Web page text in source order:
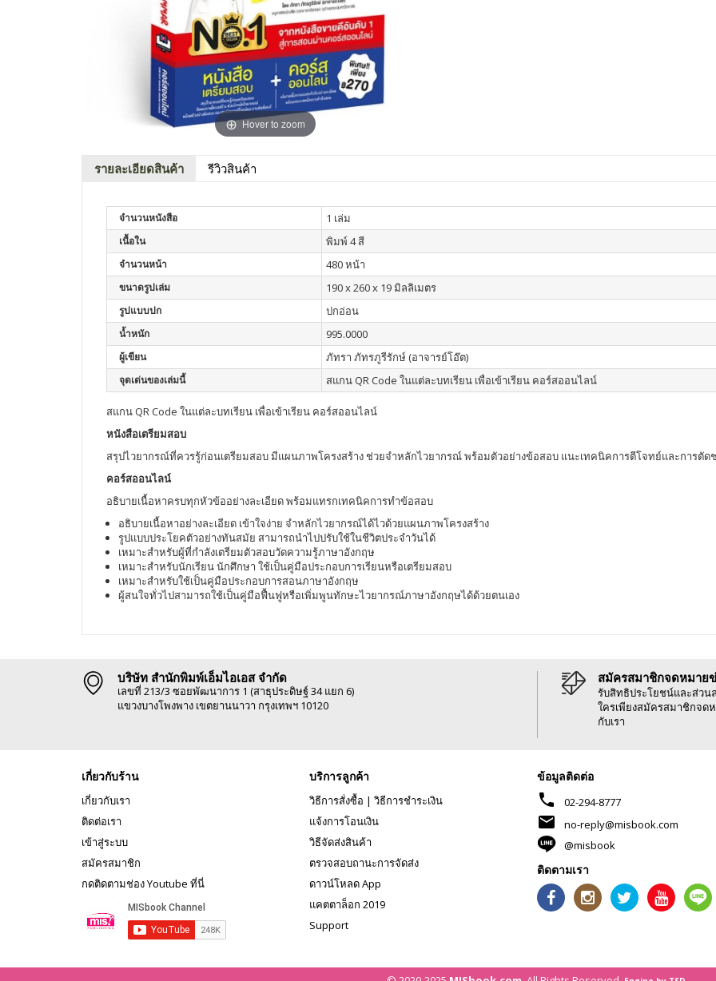
Hover to zoom
รายละเอียดสินค้า รีวิวสินค้า
จำนวนหนังสือ 1 เล่ม
เนื้อใน พิมพ์ 4 สี
จำนวนหน้า 480 หน้า
ขนาดรูปเล่ม 190 x 260 x 19 มิลลิเมตร
รูปแบบปก ปกอ่อน
น้ำหนัก 995.0000
ผู้เขียน ภัทรา ภัทรภูรีรักษ์ (อาจารย์โอ๊ต)
จุดเด่นของเล่มนี้ สแกน QR Code ในแต่ละบทเรียน เพื่อเข้าเรียน คอร์สออนไลน์
สแกน QR Code ในแต่ละบทเรียน เพื่อเข้าเรียน คอร์สออนไลน์
หนังสือเตรียมสอบ
สรุปไวยากรณ์ที่ควรรู้ก่อนเตรียมสอบ มีแผนภาพโครงสร้าง ช่วยจำหลักไวยากรณ์ พร้อมตัวอย่างข้อสอบ แนะเทคนิคการตีโจทย์และการตัด
คอร์สออนไลน์
อธิบายเนื้อหาครบทุกหัวข้ออย่างละเอียด พร้อมแทรกเทคนิคการทำข้อสอบ
อธิบายเนื้อหาอย่างละเอียด เข้าใจง่าย จำหลักไวยากรณ์ได้ไวด้วยแผนภาพโครงสร้าง
รูปแบบประโยคตัวอย่างทันสมัย สามารถนำไปปรับใช้ในชีวิตประจำวันได้
เหมาะสำหรับผู้ที่กำลังเตรียมตัวสอบวัดความรู้ภาษาอังกฤษ
เหมาะสำหรับนักเรียน นักศึกษา ใช้เป็นคู่มือประกอบการเรียนหรือเตรียมสอบ
เหมาะสำหรับใช้เป็นคู่มือประกอบการสอนภาษาอังกฤษ
ผู้สนใจทั่วไปสามารถใช้เป็นคู่มือฟื้นฟูหรือเพิ่มพูนทักษะไวยากรณ์ภาษาอังกฤษได้ด้วยตนเอง
บริษัท สำนักพิมพ์เอ็มไอเอส จำกัด
เลขที่ 213/3 ซอยพัฒนาการ 1 (สาธุประดิษฐ์ 34 แยก 6)
แขวงบางโพงพาง เขตยานนาวา กรุงเทพฯ 10120
สมัครสมาชิกจดหมาย
รับสิทธิประโยชน์และส่วน
ใครเพียงสมัครสมาชิกจด
กับเรา
เกี่ยวกับร้าน
เกี่ยวกับเรา
ติดต่อเรา
เข้าสู่ระบบ
สมัครสมาชิก
กดติดตามช่อง Youtube ที่นี่
บริการลูกค้า
วิธีการสั่งซื้อ | วิธีการชำระเงิน
แจ้งการโอนเงิน
วิธีจัดส่งสินค้า
ตรวจสอบถานะการจัดส่ง
ดาวน์โหลด App
แคตตาล็อก 2019
Support
ข้อมูลติดต่อ
phone 02-294-8777
mail
no-reply@misbook.com
@misbook
ติดตามเรา